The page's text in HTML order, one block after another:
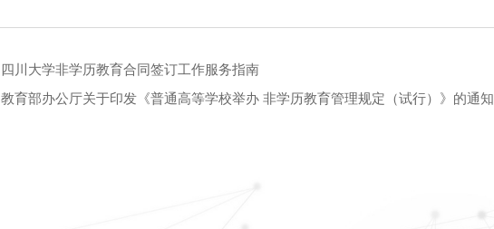
四川大学非学历教育合同签订工作服务指南
教育部办公厅关于印发《普通高等学校举办 非学历教育管理规定（试行）》的通知